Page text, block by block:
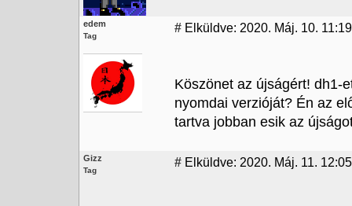
edem
Tag
# Elküldve: 2020. Máj. 10. 11:19
Köszönet az újságért! dh1-
nyomdai verzióját? Én az
tartva jobban esik az
Gizz
Tag
# Elküldve: 2020. Máj. 11. 12:05